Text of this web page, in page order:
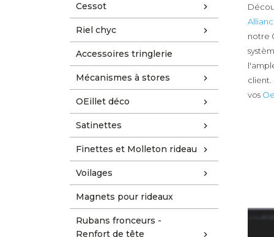
notre
client.
vos
Cessot
Riel chyc
Accessoires tringlerie
Mécanismes à stores
OEillet déco
Satinettes
Finettes et Molleton rideau
Voilages
Magnets pour rideaux
Rubans fronceurs -
Renfort de tête